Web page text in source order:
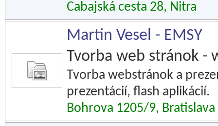
Cabajská cesta 28, Nitra
Martin Vesel - EMSY
Tvorba web stránok -
Tvorba webstránok a
prezentácií, flash aplikácií.
Bohrova 1205/9, Bratislava